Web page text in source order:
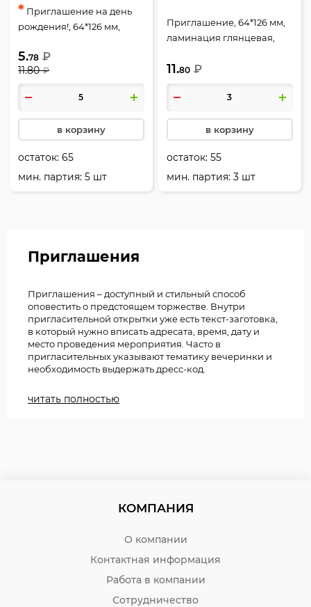
Приглашения
Приглашения – доступный и стильный способ
оповестить о предстоящем торжестве. Внутри
пригласительной открытки уже есть текст-заготовка,
в который нужно вписать адресата, время, дату и
место проведения мероприятия. Часто в
пригласительных указывают тематику вечеринки и
необходимость выдержать дресс-код.
обратите внимание, что некоторые модели
использовать и для пожеланий, пустые графы
Купить недорого оптом и в розницу оригинальные
звонок можно в интернет-магазине Бумага-С.
Возможна бесплатная доставка или самовывоз.
читать полностью
* Приглашение на день
рождения!, 64*126 мм,
Империя поздравлений,
73,679,00
5.78 ₽
11.80 ₽
в корзину
остаток:65
мин. партия: 5 шт
Приглашение, 64*126 мм,
ламинация глянцевая,
день рождения!, Мир
поздравлений, 097.758
11.80 ₽
в корзину
остаток:55
мин. партия: 3 шт
КОМПАНИЯ
О компании
Контактная информация
Работа в компании
Сотрудничество